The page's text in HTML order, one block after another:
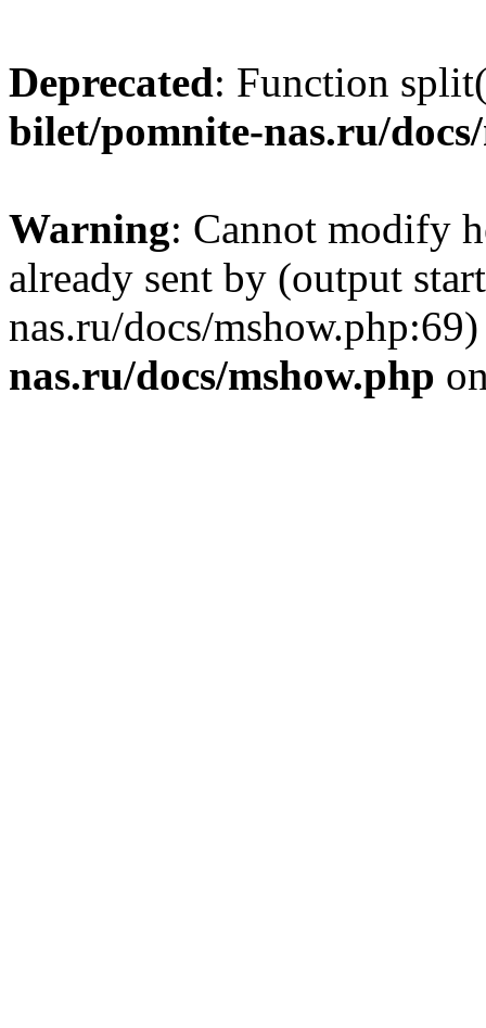
Deprecated: Function
bilet/pomnite-nas.ru/
Warning: Cannot modify
already sent by (output
nas.ru/docs/
nas.ru/docs/mshow.php